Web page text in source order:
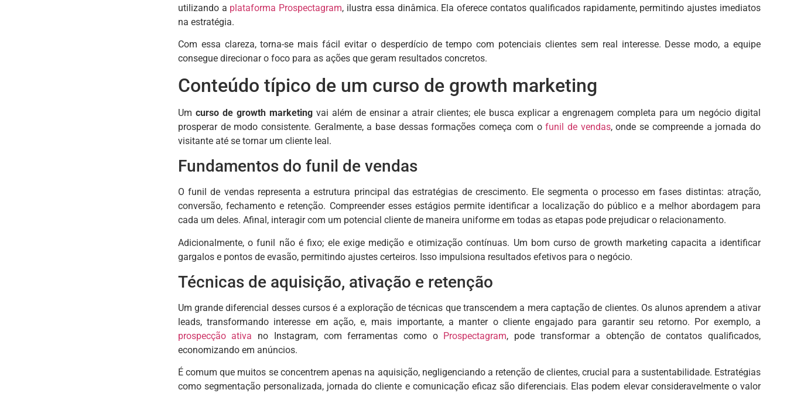
utilizando a plataforma Prospectagram, ilustra essa dinâmica. Ela oferece contatos qualificados rapidamente, permitindo ajustes imediatos
na estratégia.
Com essa clareza, torna-se mais fácil evitar o desperdício de tempo com potenciais clientes sem real interesse. Desse modo, a equipe
consegue direcionar o foco para as ações que geram resultados concretos.
Conteúdo típico de um curso de growth marketing
Um curso de growth marketingvai além de ensinar a atrair clientes; ele busca explicar a engrenagem completa para um negócio digital
prosperar de modo consistente. Geralmente, a base dessas formações começa com ofunil de vendas, onde se compreende a jornada do
visitante até se tornar um cliente leal.
Fundamentos do funil de vendas
O funil de vendas representa a estrutura principal das estratégias de crescimento. Ele segmenta o processo em fases distintas: atração,
conversão, fechamento e retenção. Compreender esses estágios permite identificar a localização do público e a melhor abordagem para
cada um deles. Afinal, interagir com um potencial cliente de maneira uniforme em todas as etapas pode prejudicar o relacionamento.
Adicionalmente, o funil não é fixo; ele exige medição e otimização contínuas. Um bom curso de growth marketing capacita a identificar
gargalos e pontos de evasão, permitindo ajustes certeiros. Isso impulsiona resultados efetivos para o negócio.
Técnicas de aquisição, ativação e retenção
Um grande diferencial desses cursos é a exploração de técnicas que transcendem a mera captação de clientes. Os alunos aprendem a ativar
leads, transformando interesse em ação, e, mais importante, a manter o cliente engajado para garantir seu retorno. Por exemplo, a
prospecção ativa no Instagram, com ferramentas como o Prospectagram, pode transformar a obtenção de contatos qualificados,
economizando em anúncios.
É comum que muitos se concentrem apenas na aquisição, negligenciando a retenção de clientes, crucial para a sustentabilidade. Estratégias
como segmentação personalizada, jornada do cliente e comunicação eficaz são diferenciais. Elas podem elevar consideravelmente o valor